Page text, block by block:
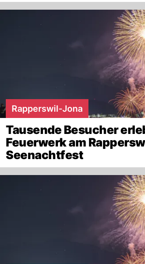
Rapperswil-Jona
Tausende Besucher
Feuerwerk am
Seenachtfest